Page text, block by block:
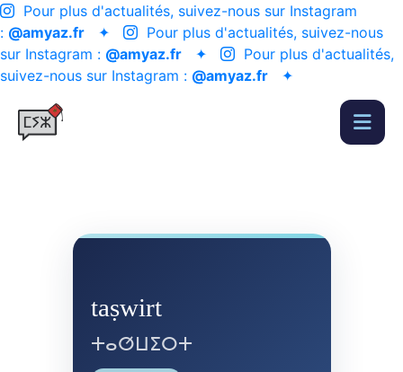
Pour plus d'actualités, suivez-nous sur Instagram
: @amyaz.fr ✦
Pour plus d'actualités, suivez-nous
sur Instagram : @amyaz.fr ✦
Pour plus d'actualités,
suivez-nous sur Instagram : @amyaz.fr ✦
taṣwirt
ⵜⴰⵚⵡⵉⵔⵜ